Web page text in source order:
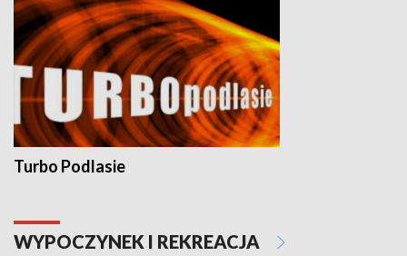
Turbo Podlasie
WYPOCZYNEK I REKREACJA